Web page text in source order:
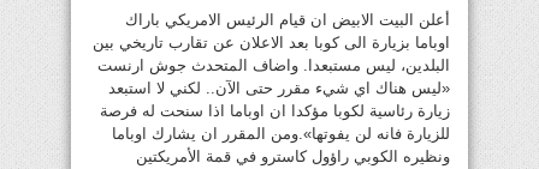
أعلن البيت الابيض ان قيام الرئيس الامريكي باراك
اوباما بزيارة الى كوبا بعد الاعلان عن تقارب تاريخي بين
البلدين، ليس مستبعدا. واضاف المتحدث جوش ارنست
«ليس هناك اي شيء مقرر حتى الآن.. لكني لا استبعد
زيارة رئاسية لكوبا مؤكدا ان اوباما اذا سنحت له فرصة
للزيارة فانه لن يفوتها».ومن المقرر ان يشارك اوباما
ونظيره الكوبي راؤول كاسترو في قمة الأمريكتين